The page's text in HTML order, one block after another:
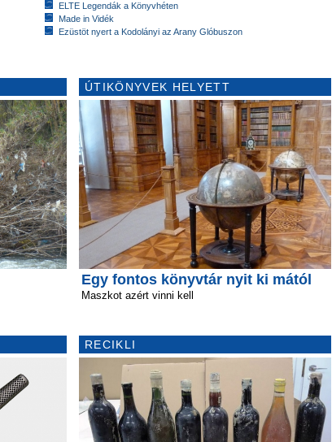
ELTE Legendák a Könyvhéten
Made in Vidék
Ezüstöt nyert a Kodolányi az Arany Glóbuszon
ÚTIKÖNYVEK HELYETT
Egy fontos könyvtár nyit ki mától
Maszkot azért vinni kell
RECIKLI